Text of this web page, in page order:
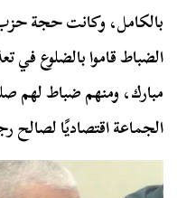
بالكامل، وكانت حجة حزب
الضباط قاموا بالضلوع
مبارك، ومنهم ضباط لهم
الجماعة اقتصاديًا لصالح